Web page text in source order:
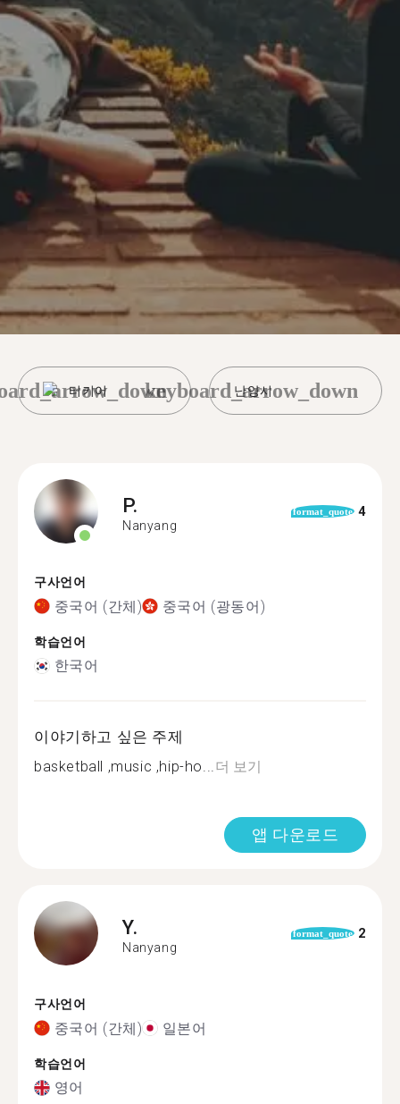
터키어 난양시
keyboard_arrow_down
P.
Nanyang
format_quote 4
구사언어
중국어 (간체) 중국어 (광동어)
학습언어
한국어
이야기하고 싶은 주제
basketball ,music ,hip-ho...더 보기
앱 다운로드
Y.
Nanyang
format_quote 2
구사언어
중국어 (간체) 일본어
학습언어
영어